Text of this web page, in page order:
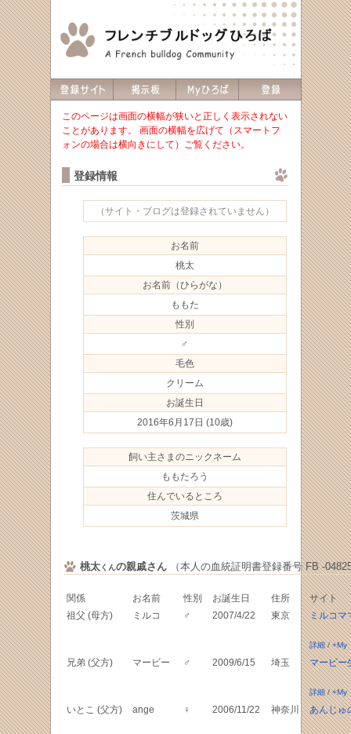
このページは画面の横幅が狭いと正しく表示されない
ことがあります。 画面の横幅を広げて（スマートフ
ォンの場合は横向きにして）ご覧ください。
登録情報
（サイト・ブログは登録されていません）
お名前
桃太
お名前（ひらがな）
ももた
性別
♂
毛色
クリーム
お誕生日
2016年6月17日 (10歳)
飼い主さまのニックネーム
ももたろう
住んでいるところ
茨城県
桃太くんの親戚さん（本人の血統証明書登録番号 FB -
関係 お名前 性別 お誕生日 住所
サイト
祖父 (母方)
ミルコ ♂ 2007/4/22 東京 ミルコマ
詳細/+My
兄弟 (父方) マービー ♂ 2009/6/15 埼玉 マービー
詳細/+My
いとこ (父方) ange ♀ 2006/11/22 神奈川 あんじゅ